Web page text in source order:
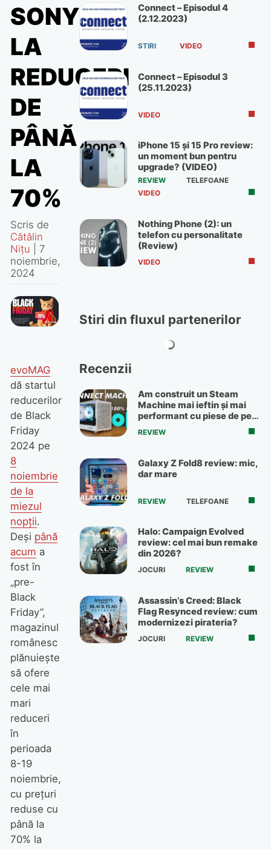
SONY
LA
REDUCERI
DE
PÂNĂ
LA
70%
Scris de
Cătălin
Nițu
7
noiembrie,
2024
evoMAG
dă startul
reducerilor
de Black
Friday
2024 pe
8
noiembrie
de la
miezul
nopții.
Deși până
acum a
fost în
„pre-
Black
Friday”,
magazinul
românesc
plănuiește
să ofere
cele mai
mari
reduceri
în
perioada
8-19
noiembrie,
cu prețuri
reduse cu
până la
70% la
Connect – Episodul 4
(2.12.2023)
STIRI VIDEO
Connect – Episodul 3
(25.11.2023)
VIDEO
iPhone 15 și 15 Pro review:
un moment bun pentru
upgrade? (VIDEO)
REVIEW
TELEFOANE
VIDEO
Nothing Phone (2): un
telefon cu personalitate
(Review)
VIDEO
Stiri din fluxul partenerilor
Recenzii
Am construit un Steam
Machine mai ieftin și mai
performant cu piese de pe
OLX
REVIEW
Galaxy Z Fold8 review: mic,
dar mare
REVIEW TELEFOANE
Halo: Campaign Evolved
review: cel mai bun remake
din 2026?
JOCURI REVIEW
Assassin’s Creed: Black
Flag Resynced review: cum
modernizezi pirateria?
JOCURI REVIEW